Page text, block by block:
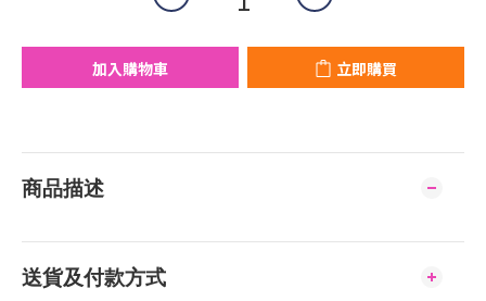
加入購物車 立即購買
商品描述
送貨及付款方式